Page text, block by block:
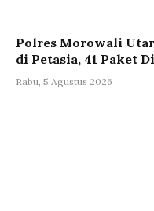
Polres Morowali
di Petasia, 41 Paket
Rabu, 5 Agustus 2026